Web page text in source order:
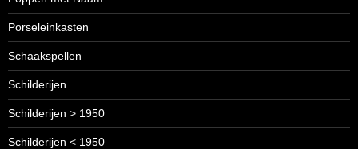
Porseleinkasten
Schaakspellen
Schilderijen
Schilderijen > 1950
Schilderijen < 1950